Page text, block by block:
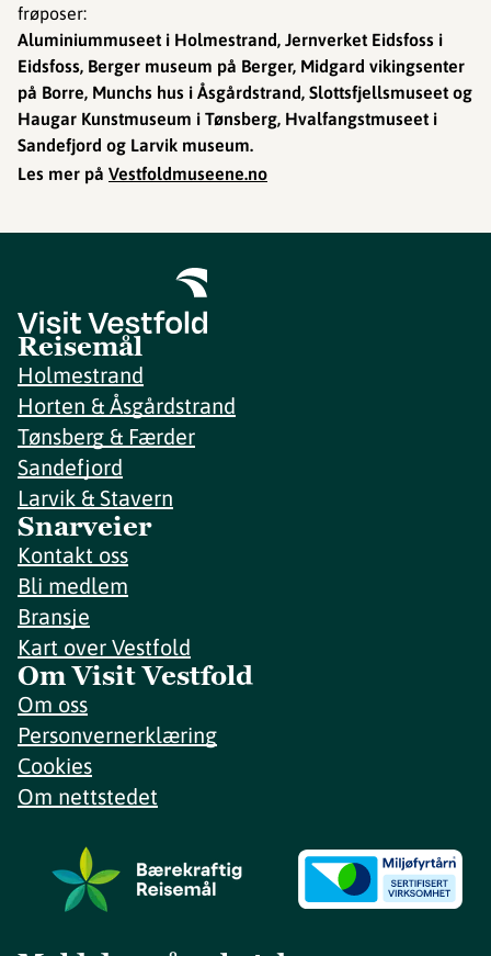
frøposer:
Aluminiummuseet i Holmestrand, Jernverket Eidsfoss i
Eidsfoss, Berger museum på Berger, Midgard vikingsenter
på Borre, Munchs hus i Åsgårdstrand, Slottsfjellsmuseet og
Haugar Kunstmuseum i Tønsberg, Hvalfangstmuseet i
Sandefjord og Larvik museum.
Les mer på Vestfoldmuseene.no
Reisemål
Holmestrand
Horten & Åsgårdstrand
Tønsberg & Færder
Sandefjord
Larvik & Stavern
Snarveier
Kontakt oss
Bli medlem
Bransje
Kart over Vestfold
Om Visit Vestfold
Om oss
Personvernerklæring
Cookies
Om nettstedet